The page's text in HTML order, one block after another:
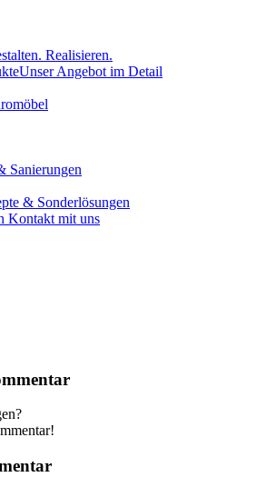
Realisieren.
Unser Angebot im Detail
Sanierungen
& Sonderlösungen
Kontakt mit uns